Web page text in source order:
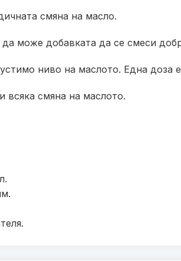
смяна на масло.
може добавката да се смеси
ниво на маслото. Една доза
всяка смяна на маслото.